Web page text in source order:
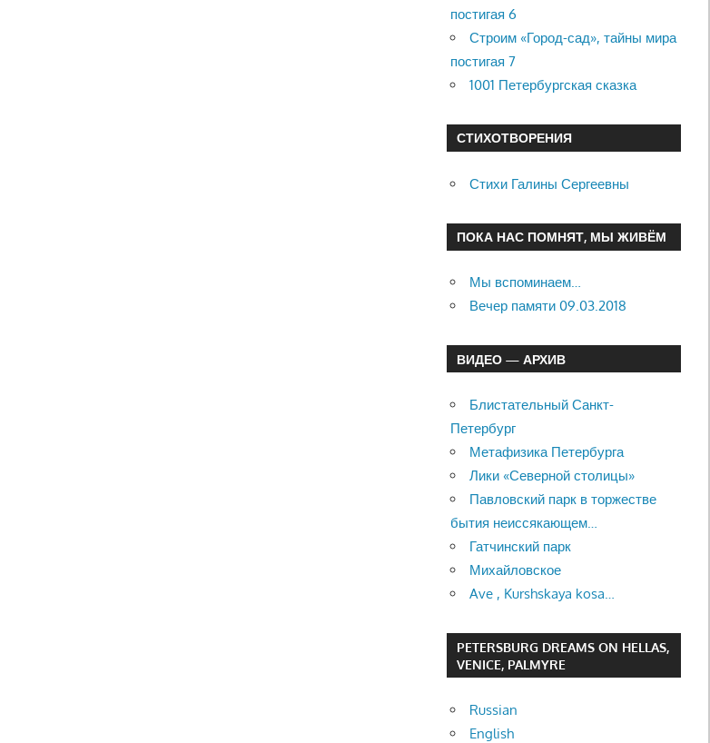
постигая 6
Строим «Город-сад», тайны мира
постигая 7
1001 Петербургская сказка
СТИХОТВОРЕНИЯ
Стихи Галины Сергеевны
ПОКА НАС ПОМНЯТ, МЫ ЖИВЁМ
Мы вспоминаем…
Вечер памяти 09.03.2018
ВИДЕО — АРХИВ
Блистательный Санкт-
Петербург
Метафизика Петербурга
Лики «Северной столицы»
Павловский парк в торжестве
бытия неиссякающем…
Гатчинский парк
Михайловское
Ave , Kurshskaya kosa…
PETERSBURG DREAMS ON HELLAS,
VENICE, PALMYRE
Russian
English